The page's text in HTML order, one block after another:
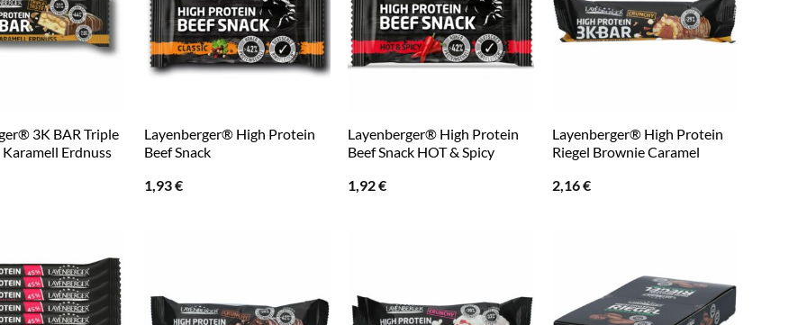
3K BAR Triple
Karamell Erdnuss
Layenberger® High Protein
Beef Snack
1,93€
Layenberger® High Protein
Beef Snack HOT & Spicy
1,92€
Layenberger® High Protein
Riegel Brownie Caramel
2,16€